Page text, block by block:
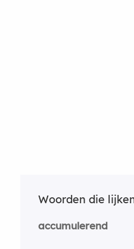
Woorden die
accumulerend